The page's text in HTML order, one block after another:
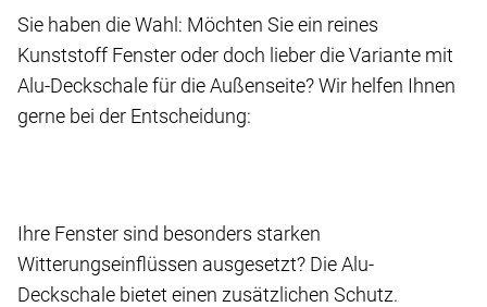
Sie haben die Wahl: Möchten Sie ein reines
Kunststoff Fenster oder doch lieber die Variante mit
Alu-Deckschale für die Außenseite? Wir helfen Ihnen
gerne bei der Entscheidung:
Ihre Fenster sind besonders starken
Witterungseinflüssen ausgesetzt? Die Alu-
Deckschale bietet einen zusätzlichen Schutz.